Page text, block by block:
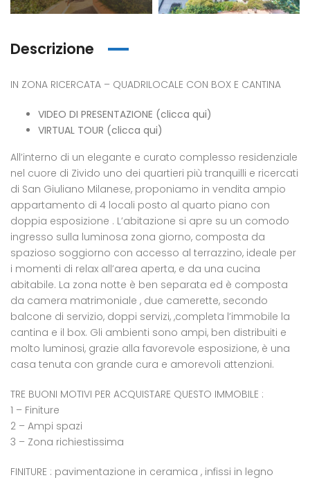
Descrizione
IN ZONA RICERCATA – QUADRILOCALE CON BOX E CANTINA
VIDEO DI PRESENTAZIONE (clicca qui)
VIRTUAL TOUR (clicca qui)
All’interno di un elegante e curato complesso residenziale
nel cuore di Zivido uno dei quartieri più tranquilli e ricercati
di San Giuliano Milanese, proponiamo in vendita ampio
appartamento di 4 locali posto al quarto piano con
doppia esposizione . L’abitazione si apre su un comodo
ingresso sulla luminosa zona giorno, composta da
spazioso soggiorno con accesso al terrazzino, ideale per
i momenti di relax all’area aperta, e da una cucina
abitabile. La zona notte è ben separata ed è composta
da camera matrimoniale , due camerette, secondo
balcone di servizio, doppi servizi, ,completa l’immobile la
cantina e il box. Gli ambienti sono ampi, ben distribuiti e
molto luminosi, grazie alla favorevole esposizione, è una
casa tenuta con grande cura e amorevoli attenzioni.
TRE BUONI MOTIVI PER ACQUISTARE QUESTO IMMOBILE :
1 – Finiture
2 – Ampi spazi
3 – Zona richiestissima
FINITURE : pavimentazione in ceramica , infissi in legno